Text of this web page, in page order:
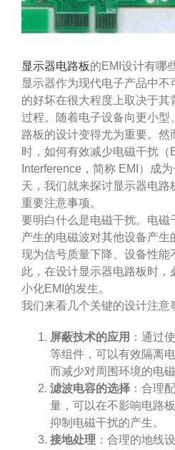
显示器电路板的EMI设计有哪
显示器作为现代电子产品中
的好坏在很大程度上取决于其
过程。随着电子设备向更小型
路板的设计变得尤为重要。然
时，如何有效减少电磁干扰（
Interference，简称 EMI）成
天，我们就来探讨显示器电路
重要注意事项。
要明白什么是电磁干扰。电磁
产生的电磁波对其他设备产生
现为信号质量下降、设备性能
此，在设计显示器电路板时，
小化EMI的发生。
我们来看几个关键的设计注意
屏蔽技术的应用 ：通过
等组件，可以有效隔离
而减少对周围环境的电磁
滤波电容的选择 ：合理
量，可以在不影响电路
抑制电磁干扰的产生。
接地处理 ：合理的地线